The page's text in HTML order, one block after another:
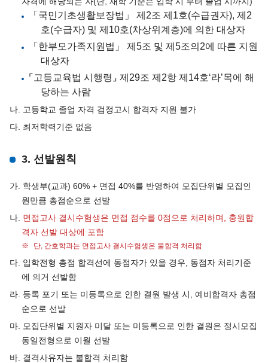
「국민기초생활보장법」 제2조 제1호(수급권자), 제2
호(수급자) 및 제10호(차상위계층)에 의한 대상자
「한부모가족지원법」 제5조 및 제5조의2에 따른 지원
대상자
⌜고등교육법 시행령⌟ 제29조 제2항 제14호‘라’목에 해
당하는 사람
나. 고등학교 졸업 자격 검정고시 합격자 지원 불가
다. 최저학력기준 없음
3. 선발원칙
가. 학생부(교과) 60% + 면접 40%를 반영하여 모집단위별 모집인
원만큼 총점순으로 선발
나. 면접고사 결시수험생은 면접 점수를 0점으로 처리하며, 충원합
격자 선발 대상에 포함
단, 간호학과는 면접고사 결시수험생은 불합격 처리함
다. 입학전형 총점 합격선에 동점자가 있을 경우, 동점자 처리기준
에 의거 선발함
라. 등록 포기 또는 미등록으로 인한 결원 발생 시, 예비합격자 총점
순으로 선발
마. 모집단위별 지원자 미달 또는 미등록으로 인한 결원은 정시모집
동일전형으로 이월 선발
바. 결격사유자는 불합격 처리함